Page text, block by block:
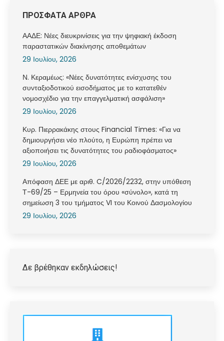
ΠΡΟΣΦΑΤΑ ΑΡΘΡΑ
ΑΑΔΕ: Νέες διευκρινίσεις για την ψηφιακή έκδοση
παραστατικών διακίνησης αποθεμάτων
29 Ιουλίου, 2026
Ν. Κεραμέως: «Νέες δυνατότητες ενίσχυσης του
συνταξιοδοτικού εισοδήματος με το κατατεθέν
νομοσχέδιο για την επαγγελματική ασφάλιση»
29 Ιουλίου, 2026
Κυρ. Πιερρακάκης στους Financial Times: «Για να
δημιουργήσει νέο πλούτο, η Ευρώπη πρέπει να
αξιοποιήσει τις δυνατότητες του ραδιοφάσματος»
29 Ιουλίου, 2026
Απόφαση ΔΕΕ με αριθ. C/2026/2232, στην υπόθεση
Τ-69/25 – Ερμηνεία του όρου «σύνολο», κατά τη
σημείωση 3 του τμήματος VI του Κοινού Δασμολογίου
29 Ιουλίου, 2026
Δε βρέθηκαν εκδηλώσεις!